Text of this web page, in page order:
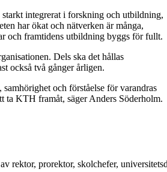
integrerat i forskning och utbildning,
har ökat och nätverken är många,
och framtidens utbildning byggs för fullt.
Dels ska det hållas
också två gånger årligen.
och förståelse för varandras
ta KTH framåt, säger Anders Söderholm.
rektor, prorektor, skolchefer,